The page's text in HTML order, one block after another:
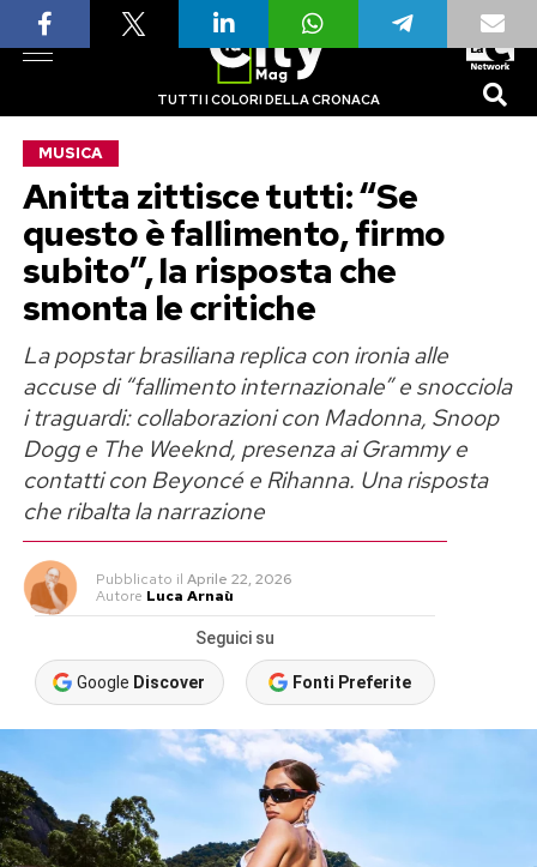
TUTTI I COLORI DELLA CRONACA
MUSICA
Anitta zittisce tutti: “Se
questo è fallimento, firmo
subito”, la risposta che
smonta le critiche
La popstar brasiliana replica con ironia alle
accuse di “fallimento internazionale” e snocciola
i traguardi: collaborazioni con Madonna, Snoop
Dogg e The Weeknd, presenza ai Grammy e
contatti con Beyoncé e Rihanna. Una risposta
che ribalta la narrazione
Pubblicato il Aprile 22, 2026
Autore Luca Arnaù
Seguici su
Google Discover Fonti Preferite